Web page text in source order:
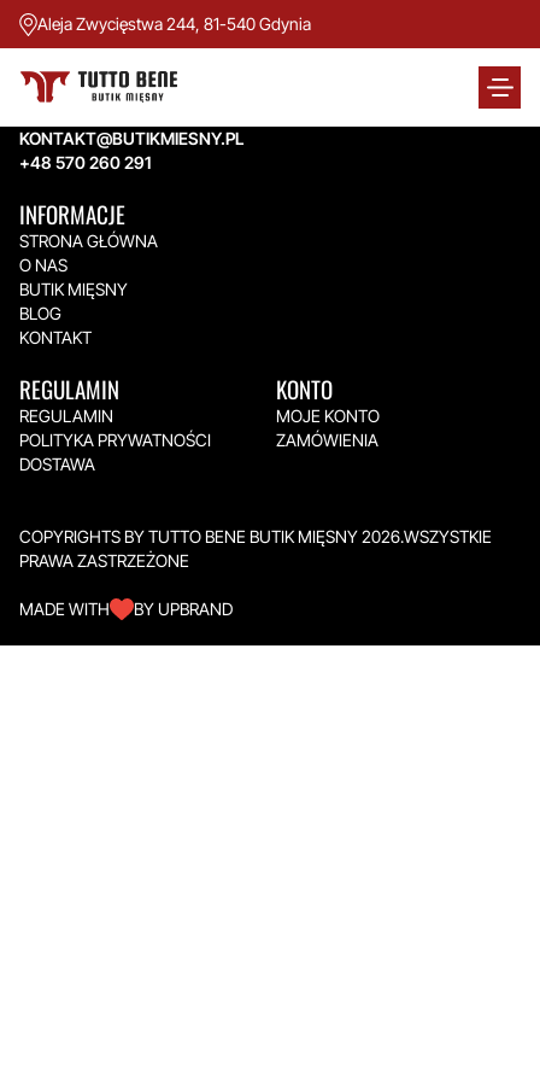
Aleja Zwycięstwa 244, 81-540 Gdynia
TUTTO BENE BUTIK MIĘSNY
Aleja Zwycięstwa 244,
KONTAKT@BUTIKMIESNY.PL
+48 570 260 291
INFORMACJE
STRONA GŁÓWNA
O NAS
BUTIK MIĘSNY
BLOG
KONTAKT
REGULAMIN
REGULAMIN
POLITYKA PRYWATNOŚCI
DOSTAWA
KONTO
MOJE KONTO
ZAMÓWIENIA
COPYRIGHTS BY TUTTO BENE BUTIK MIĘSNY 2026.WSZYSTKIE
PRAWA ZASTRZEŻONE
MADE WITH BY UPBRAND